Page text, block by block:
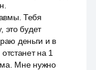
Тебя
это будет
деньги и в
на 1
Мне нужно